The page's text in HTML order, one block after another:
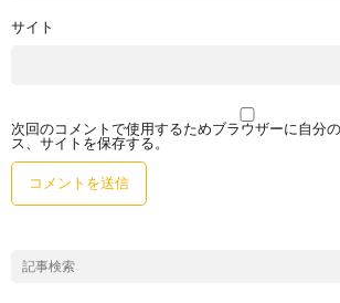
サイト
次回のコメントで使用するためブラウザーに自分
ス、サイトを保存する。